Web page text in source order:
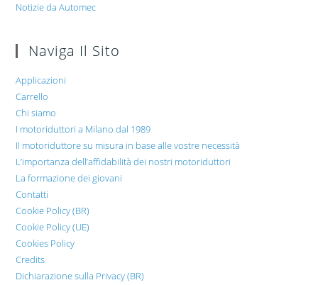
Notizie da Automec
Naviga Il Sito
Applicazioni
Carrello
Chi siamo
I motoriduttori a Milano dal 1989
Il motoriduttore su misura in base alle vostre necessità
L’importanza dell’affidabilità dei nostri motoriduttori
La formazione dei giovani
Contatti
Cookie Policy (BR)
Cookie Policy (UE)
Cookies Policy
Credits
Dichiarazione sulla Privacy (BR)